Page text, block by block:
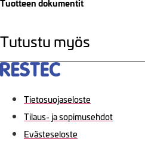
Tuotteen dokumentit
Tutustu myös
Tietosuojaseloste
Tilaus- ja sopimusehdot
Evästeseloste